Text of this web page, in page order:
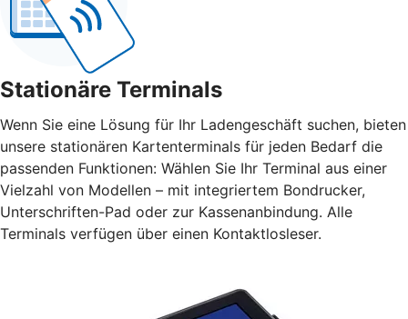
Stationäre Terminals
Wenn Sie eine Lösung für Ihr Ladengeschäft suchen, bieten
unsere stationären Kartenterminals für jeden Bedarf die
passenden Funktionen: Wählen Sie Ihr Terminal aus einer
Vielzahl von Modellen – mit integriertem Bondrucker,
Unterschriften-Pad oder zur Kassenanbindung. Alle
Terminals verfügen über einen Kontaktlosleser.